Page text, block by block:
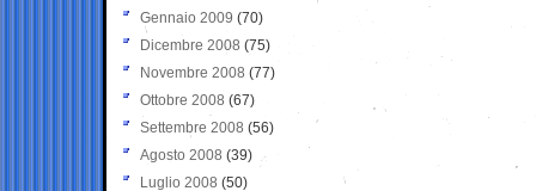
Gennaio 2009 (70)
Dicembre 2008 (75)
Novembre 2008 (77)
Ottobre 2008 (67)
Settembre 2008 (56)
Agosto 2008 (39)
Luglio 2008 (50)